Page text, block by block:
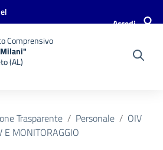
Accedi
Comprensivo
(AL)
Trasparente Personale
OIV
E MONITORAGGIO